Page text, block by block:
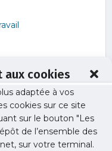
aux cookies
adaptée à vos
cookies sur ce site
sur le bouton "Les
de l’ensemble des
sur votre terminal.